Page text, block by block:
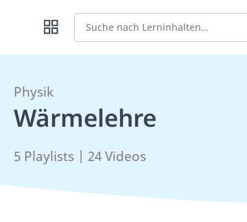
Suche
Physik
Wärmelehre
5 Playlists | 24 Videos